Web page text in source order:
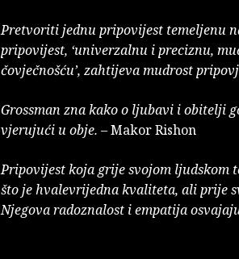
Pretvoriti jednu pripovijest temeljenu
pripovijest, ‘univerzalnu i preciznu,
čovječnošću’, zahtijeva mudrost
Grossman zna kako o ljubavi i obitelji
vjerujući u obje. – Makor Rishon
Pripovijest koja grije svojom ljudskom
što je hvalevrijedna kvaliteta, ali prije
Njegova radoznalost i empatija